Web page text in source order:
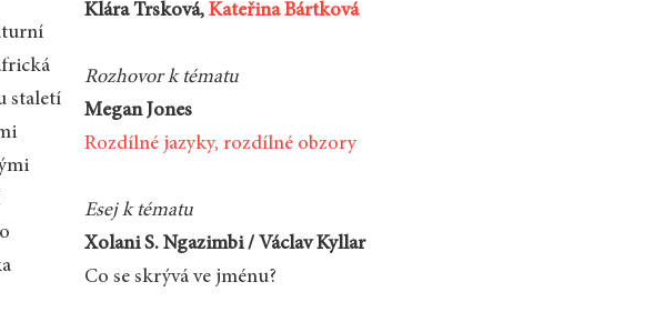
staletí
Klára Trsková, Kateřina Bártková
Rozhovor k tématu
Megan Jones
Rozdílné jazyky, rozdílné obzory
Esej k tématu
Xolani S. Ngazimbi / Václav Kyllar
Co se skrývá ve jménu?